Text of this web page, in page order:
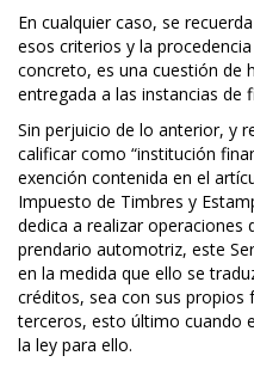
En cualquier caso, se
esos criterios y la
concreto, es una cuestión de
entregada a las instancias de
Sin perjuicio de lo anterior, y
calificar como “institución
exención contenida en el
Impuesto de Timbres y
dedica a realizar
prendario automotriz, este
en la medida que ello se
créditos, sea con sus
terceros, esto último cuando
la ley para ello.